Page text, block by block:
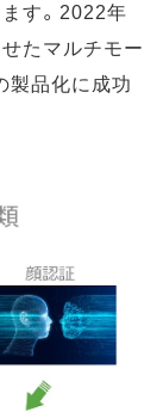
す。2022年
たマルチモー
製品化に成功